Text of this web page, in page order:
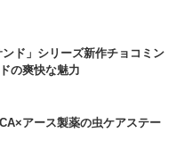
ド」シリーズ新作チョコミン
の爽快な魅力
アース製薬の虫ケアステー